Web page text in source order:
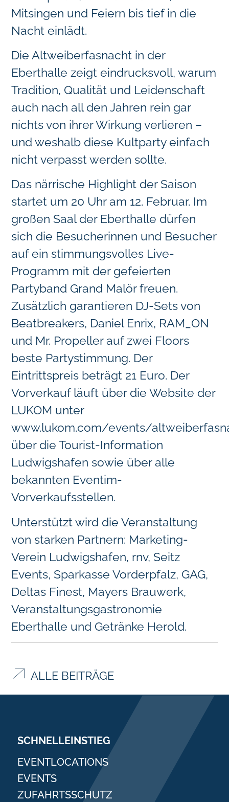
Mitsingen und Feiern bis tief in die
Nacht einlädt.
Die Altweiberfasnacht in der
Eberthalle zeigt eindrucksvoll, warum
Tradition, Qualität und Leidenschaft
auch nach all den Jahren rein gar
nichts von ihrer Wirkung verlieren –
und weshalb diese Kultparty einfach
nicht verpasst werden sollte.
Das närrische Highlight der Saison
startet um 20 Uhr am 12. Februar. Im
großen Saal der Eberthalle dürfen
sich die Besucherinnen und Besucher
auf ein stimmungsvolles Live-
Programm mit der gefeierten
Partyband Grand Malör freuen.
Zusätzlich garantieren DJ-Sets von
Beatbreakers, Daniel Enrix, RAM_ON
und Mr. Propeller auf zwei Floors
beste Partystimmung. Der
Eintrittspreis beträgt 21 Euro. Der
Vorverkauf läuft über die Website der
LUKOM unter
www.lukom.com/events/
über die Tourist-Information
Ludwigshafen sowie über alle
bekannten Eventim-
Vorverkaufsstellen.
Unterstützt wird die Veranstaltung
von starken Partnern: Marketing-
Verein Ludwigshafen, rnv, Seitz
Events, Sparkasse Vorderpfalz, GAG,
Deltas Finest, Mayers Brauwerk,
Veranstaltungsgastronomie
Eberthalle und Getränke Herold.
ALLE BEITRÄGE
SCHNELLEINSTIEG
EVENTLOCATIONS
EVENTS
ZUFAHRTSSCHUTZ